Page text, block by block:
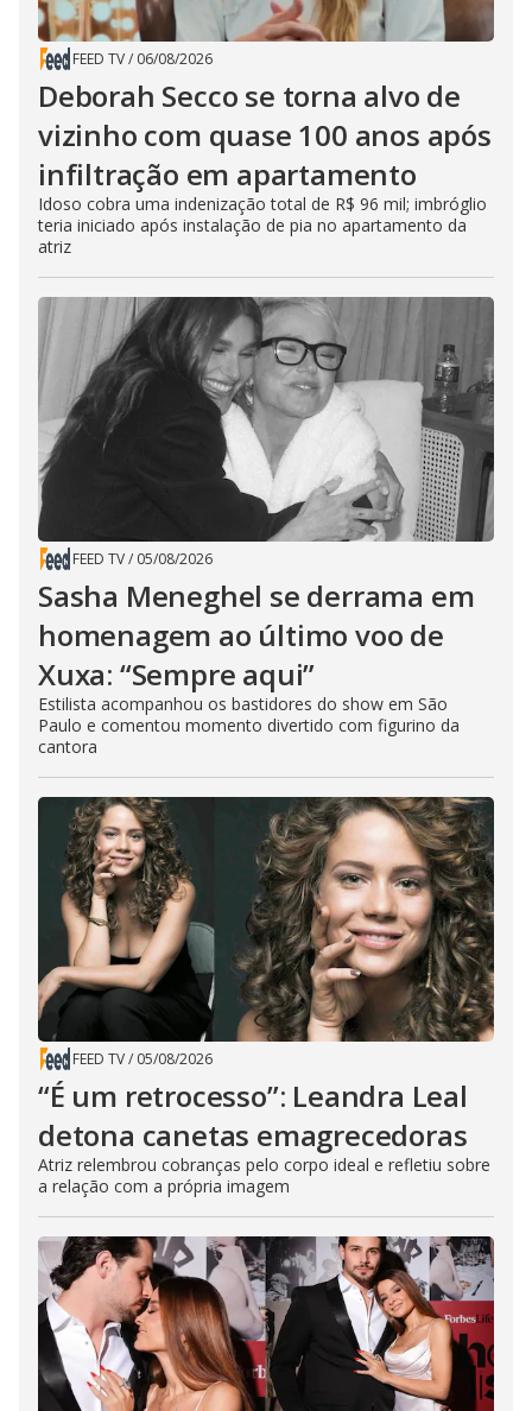
FEED TV/ 06/08/2026
Deborah Secco se torna alvo de
vizinho com quase 100 anos após
infiltração em apartamento
Idoso cobra uma indenização total de R$ 96 mil; imbróglio
teria iniciado após instalação de pia no apartamento da
atriz
FEED TV/ 05/08/2026
Sasha Meneghel se derrama em
homenagem ao último voo de
Xuxa: “Sempre aqui”
Estilista acompanhou os bastidores do show em São
Paulo e comentou momento divertido com figurino da
cantora
FEED TV/ 05/08/2026
“É um retrocesso”: Leandra Leal
detona canetas emagrecedoras
Atriz relembrou cobranças pelo corpo ideal e refletiu sobre
a relação com a própria imagem